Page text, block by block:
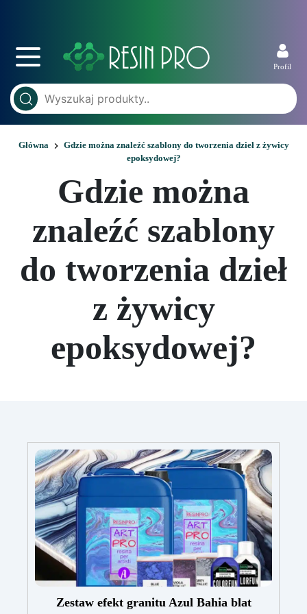
Profil
Główna
Gdzie można znaleźć szablony do tworzenia dzieł z żywicy
epoksydowej?
Gdzie można
znaleźć szablony
do tworzenia dzieł
z żywicy
epoksydowej?
Zestaw efekt granitu Azul Bahia blat